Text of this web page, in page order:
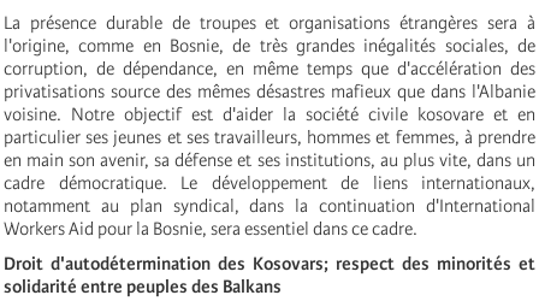
La présence durable de troupes et organisations étrangères sera à
l'origine, comme en Bosnie, de très grandes inégalités sociales, de
corruption, de dépendance, en même temps que d'accélération des
privatisations source des mêmes désastres mafieux que dans l'Albanie
voisine. Notre objectif est d'aider la société civile kosovare et en
particulier ses jeunes et ses travailleurs, hommes et femmes, à prendre
en main son avenir, sa défense et ses institutions, au plus vite, dans un
cadre démocratique. Le développement de liens internationaux,
notamment au plan syndical, dans la continuation d'International
Workers Aid pour la Bosnie, sera essentiel dans ce cadre.
Droit d'autodétermination des Kosovars; respect des minorités et
solidarité entre peuples des Balkans